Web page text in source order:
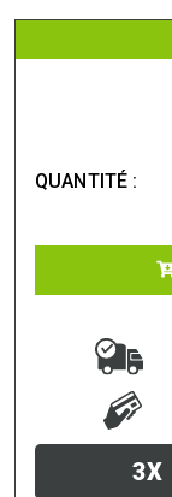
QUANTITÉ :
3X